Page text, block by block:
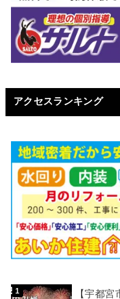
アクセスランキング
【宇都